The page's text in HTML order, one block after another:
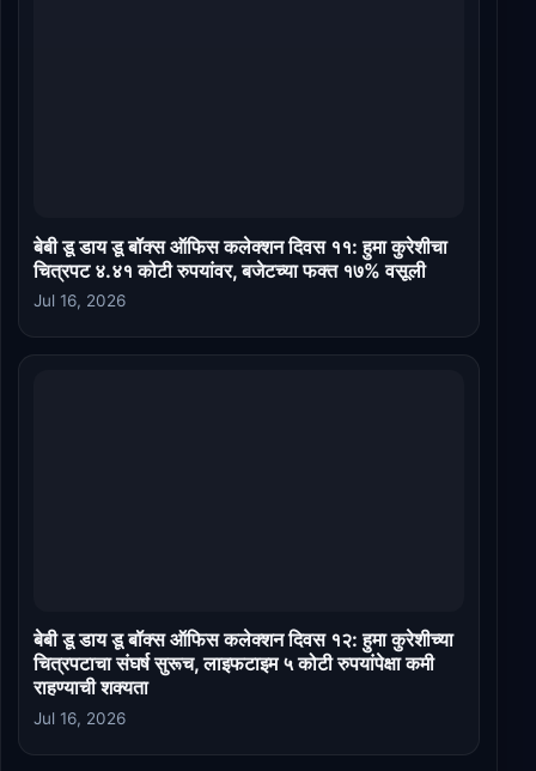
बेबी डू डाय डू बॉक्स ऑफिस कलेक्शन दिवस ११: हुमा कुरेशीचा
चित्रपट ४.४१ कोटी रुपयांवर, बजेटच्या फक्त १७% वसूली
Jul 16, 2026
बेबी डू डाय डू बॉक्स ऑफिस कलेक्शन दिवस १२: हुमा कुरेशीच्या
चित्रपटाचा संघर्ष सुरूच, लाइफटाइम ५ कोटी रुपयांपेक्षा कमी
राहण्याची शक्यता
Jul 16, 2026